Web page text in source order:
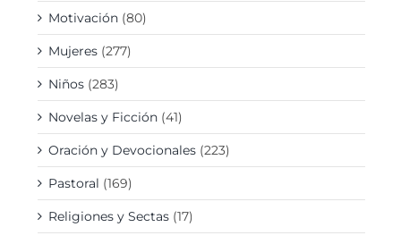
Motivación (80)
Mujeres (277)
Niños (283)
Novelas y Ficción (41)
Oración y Devocionales (223)
Pastoral (169)
Religiones y Sectas (17)